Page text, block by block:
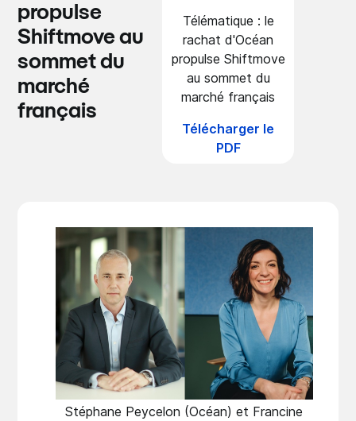
propulse
Shiftmove au
sommet du
marché
français
Télématique : le
rachat d'Océan
propulse Shiftmove
au sommet du
marché français
Télécharger le
PDF
Stéphane Peycelon (Océan) et Francine